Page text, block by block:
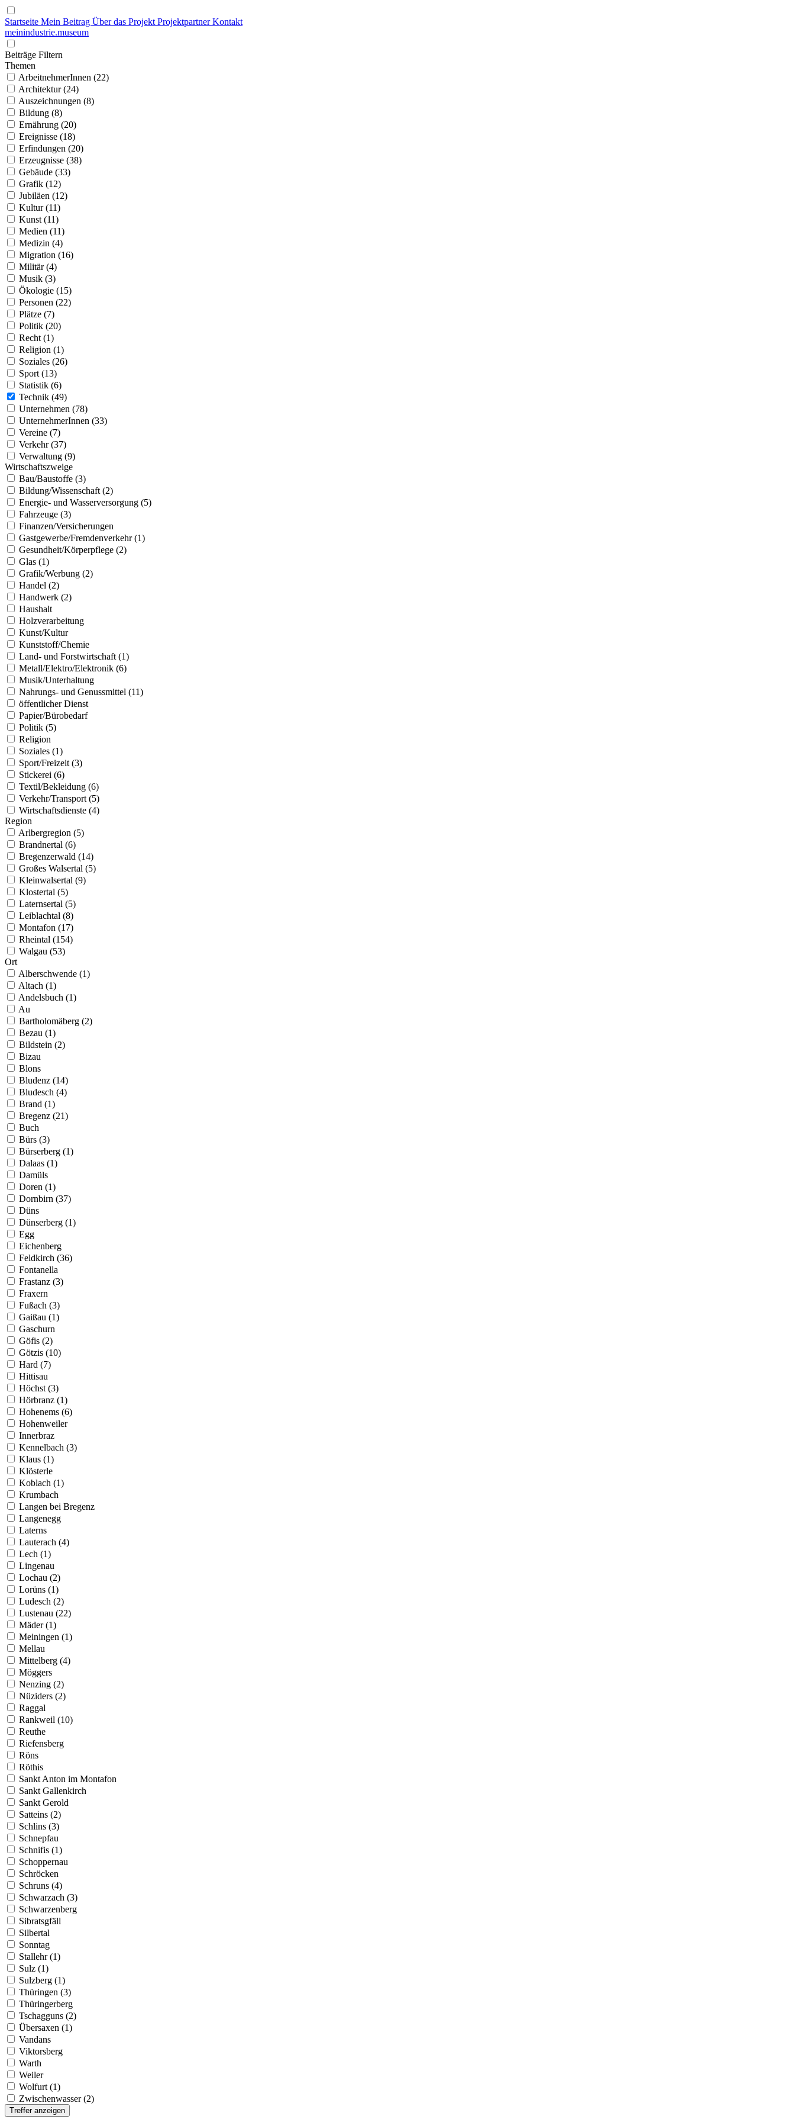
Startseite Mein Beitrag Über das Projekt ProjektpartnerKontakt
meinindustrie.museum
Beiträge Filtern
Themen
ArbeitnehmerInnen (22)
Architektur (24)
Auszeichnungen (8)
Bildung (8)
Ernährung (20)
Ereignisse (18)
Erfindungen (20)
Erzeugnisse (38)
Gebäude (33)
Grafik (12)
Jubiläen (12)
Kultur (11)
Kunst (11)
Medien (11)
Medizin (4)
Migration (16)
Militär (4)
Musik (3)
Ökologie (15)
Personen (22)
Plätze (7)
Politik (20)
Recht (1)
Religion (1)
Soziales (26)
Sport (13)
Statistik (6)
Technik (49)
Unternehmen (78)
UnternehmerInnen (33)
Vereine (7)
Verkehr (37)
Verwaltung (9)
Wirtschaftszweige
Bau/Baustoffe (3)
Bildung/Wissenschaft (2)
Energie- und Wasserversorgung (5)
Fahrzeuge (3)
Finanzen/Versicherungen
Gastgewerbe/Fremdenverkehr (1)
Gesundheit/Körperpflege (2)
Glas (1)
Grafik/Werbung (2)
Handel (2)
Handwerk (2)
Haushalt
Holzverarbeitung
Kunst/Kultur
Kunststoff/Chemie
Land- und Forstwirtschaft (1)
Metall/Elektro/Elektronik (6)
Musik/Unterhaltung
Nahrungs- und Genussmittel (11)
öffentlicher Dienst
Papier/Bürobedarf
Politik (5)
Religion
Soziales (1)
Sport/Freizeit (3)
Stickerei (6)
Textil/Bekleidung (6)
Verkehr/Transport (5)
Wirtschaftsdienste (4)
Region
Arlbergregion (5)
Brandnertal (6)
Bregenzerwald (14)
Großes Walsertal (5)
Kleinwalsertal (9)
Klostertal (5)
Laternsertal (5)
Leiblachtal (8)
Montafon (17)
Rheintal (154)
Walgau (53)
Ort
Alberschwende (1)
Altach (1)
Andelsbuch (1)
Au
Bartholomäberg (2)
Bezau (1)
Bildstein (2)
Bizau
Blons
Bludenz (14)
Bludesch (4)
Brand (1)
Bregenz (21)
Buch
Bürs (3)
Bürserberg (1)
Dalaas (1)
Damüls
Doren (1)
Dornbirn (37)
Düns
Dünserberg (1)
Egg
Eichenberg
Feldkirch (36)
Fontanella
Frastanz (3)
Fraxern
Fußach (3)
Gaißau (1)
Gaschurn
Göfis (2)
Götzis (10)
Hard (7)
Hittisau
Höchst (3)
Hörbranz (1)
Hohenems (6)
Hohenweiler
Innerbraz
Kennelbach (3)
Klaus (1)
Klösterle
Koblach (1)
Krumbach
Langen bei Bregenz
Langenegg
Laterns
Lauterach (4)
Lech (1)
Lingenau
Lochau (2)
Lorüns (1)
Ludesch (2)
Lustenau (22)
Mäder (1)
Meiningen (1)
Mellau
Mittelberg (4)
Möggers
Nenzing (2)
Nüziders (2)
Raggal
Rankweil (10)
Reuthe
Riefensberg
Röns
Röthis
Sankt Anton im Montafon
Sankt Gallenkirch
Sankt Gerold
Satteins (2)
Schlins (3)
Schnepfau
Schnifis (1)
Schoppernau
Schröcken
Schruns (4)
Schwarzach (3)
Schwarzenberg
Sibratsgfäll
Silbertal
Sonntag
Stallehr (1)
Sulz (1)
Sulzberg (1)
Thüringen (3)
Thüringerberg
Tschagguns (2)
Übersaxen (1)
Vandans
Viktorsberg
Warth
Weiler
Wolfurt (1)
Zwischenwasser (2)
Treffer anzeigen